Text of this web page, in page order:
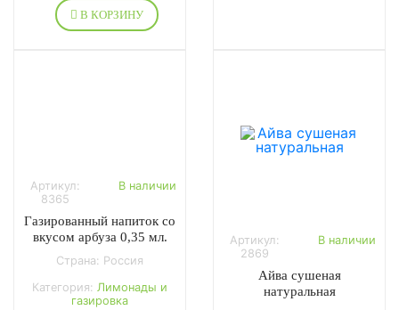
В КОРЗИНУ
Артикул:
8365
В наличии
Газированный напиток со
вкусом арбуза 0,35 мл.
Страна: Россия
Категория: Лимонады и
газировка
Артикул:
2869
В наличии
Айва сушеная
натуральная